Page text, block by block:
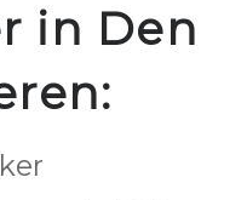
in Den